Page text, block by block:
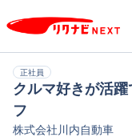
正社員
クルマ好きが活
フ
株式会社川内自動車